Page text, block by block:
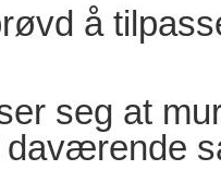
å
seg at